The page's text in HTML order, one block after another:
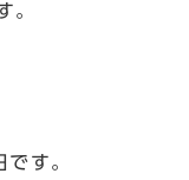
。
す。